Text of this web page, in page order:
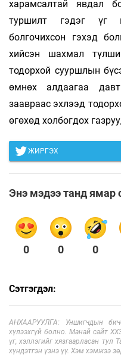
харамсалтай явдал
туршилт гэдэг үг
болгочихсон гэхэд
хийсэн шахмал
тодорхой сууршлын
өмнөх алдаагаа
заавраас эхлээд
өгөхөд холбогдох
ЖИРГЭХ
Энэ мэдээ танд ямар
0 0 0
Сэтгэгдэл:
АНХААРУУЛГА: Уншигчдын
хүлээхгүй болно. Манай сайт
үг, хэллэгийг хязгаарласан тул
хүндэтгэн үзнэ үү. Хэм хэмжээ